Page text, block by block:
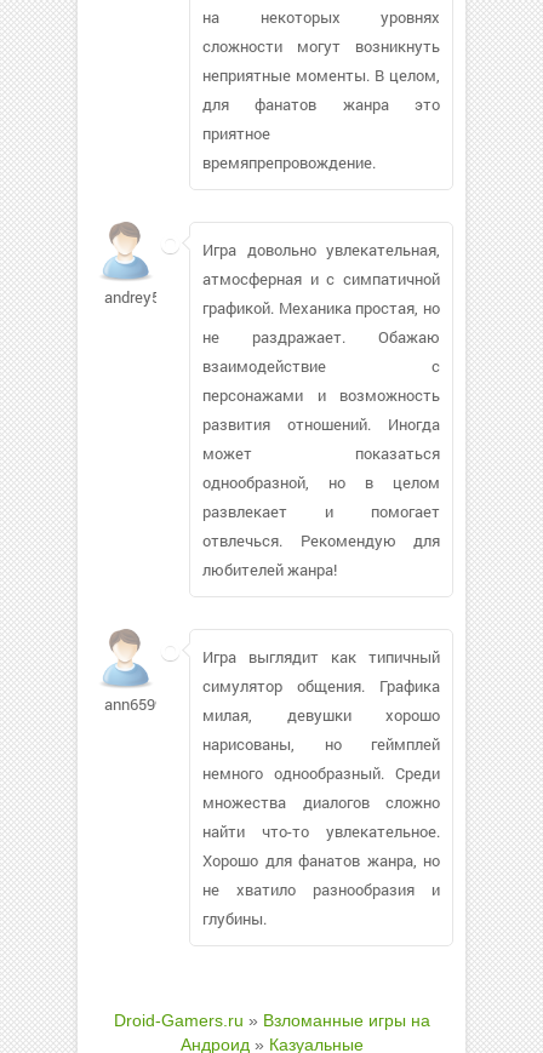
на некоторых уровнях
сложности могут возникнуть
неприятные моменты. В целом,
для фанатов жанра это
приятное
времяпрепровождение.
andrey53rd
Игра довольно увлекательная,
атмосферная и с симпатичной
графикой. Механика простая, но
не раздражает. Обажаю
взаимодействие с
персонажами и возможность
развития отношений. Иногда
может показаться
однообразной, но в целом
развлекает и помогает
отвлечься. Рекомендую для
любителей жанра!
ann65996
Игра выглядит как типичный
симулятор общения. Графика
милая, девушки хорошо
нарисованы, но геймплей
немного однообразный. Среди
множества диалогов сложно
найти что-то увлекательное.
Хорошо для фанатов жанра, но
не хватило разнообразия и
глубины.
Droid-Gamers.ru » Взломанные игры на
Андроид » Казуальные